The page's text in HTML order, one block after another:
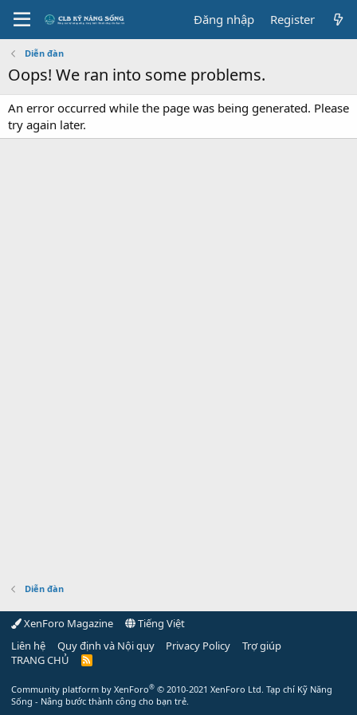
Đăng nhập Register
Diễn đàn
Oops! We ran into some problems.
An error occurred while the page was being generated. Please
try again later.
Diễn đàn
XenForo Magazine
Tiếng Việt
Liên hệ
Quy định và Nội quy Privacy Policy
Trợ giúp
TRANG CHỦ
R
Community platform by XenForo® © 2010-2021 XenForo Ltd. Tạp chí Kỹ Năng
Sống - Nâng bước thành công cho bạn trẻ.